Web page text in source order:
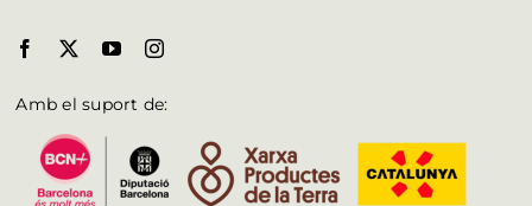
Amb el suport de: